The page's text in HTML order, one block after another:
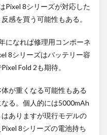
Pixel 8シリーズが対応した
感を買う可能性もある。
になれば修理用コンポーネ
8シリーズはバッテリー容
Fold 2も期待。
が重くなる可能性もある
る。個人的には5000mAh
ありますが現行モデルの
8シリーズの電池持ち